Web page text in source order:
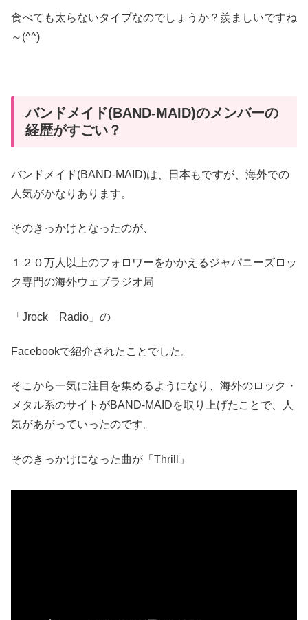
食べても太らないタイプなのでしょうか？羨ましいですね
～(^^)
バンドメイド(BAND-MAID)のメンバーの
経歴がすごい？
バンドメイド(BAND-MAID)は、日本もですが、海外での
人気がかなりあります。
そのきっかけとなったのが、
１２０万人以上のフォロワーをかかえるジャパニーズロッ
ク専門の海外ウェブラジオ局
「Jrock Radio」の
Facebookで紹介されたことでした。
そこから一気に注目を集めるようになり、海外のロック・
メタル系のサイトがBAND-MAIDを取り上げたことで、人
気があがっていったのです。
そのきっかけになった曲が「Thrill」